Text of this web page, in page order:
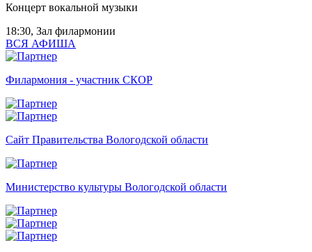
Концерт вокальной музыки
18:30, Зал филармонии
ВСЯ АФИША
Филармония - участник СКОР
Сайт Правительства Вологодской области
Министерство культуры Вологодской области